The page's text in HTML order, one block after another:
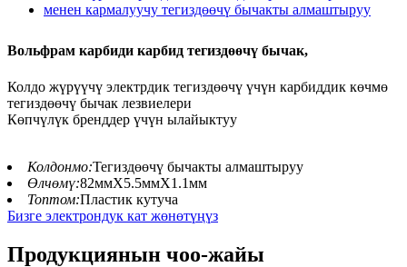
Вольфрам карбиди карбид тегиздөөчү бычак,
Колдо жүрүүчү электрдик тегиздөөчү үчүн карбиддик көчмө
тегиздөөчү бычак лезвиелери
Көпчүлүк бренддер үчүн ылайыктуу
Колдонмо:Тегиздөөчү бычакты алмаштыруу
Өлчөмү:82ммX5.5ммX1.1мм
Топтом:Пластик кутуча
Бизге электрондук кат жөнөтүңүз
Продукциянын чоо-жайы